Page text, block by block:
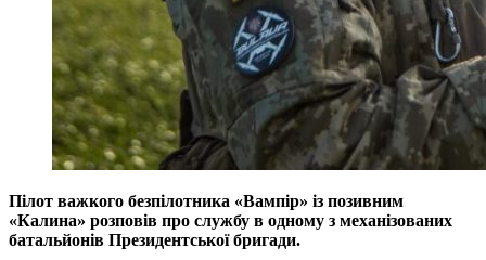
Пілот важкого безпілотника «Вампір» із позивним
«Калина» розповів про службу в одному з механізованих
батальйонів Президентської бригади.